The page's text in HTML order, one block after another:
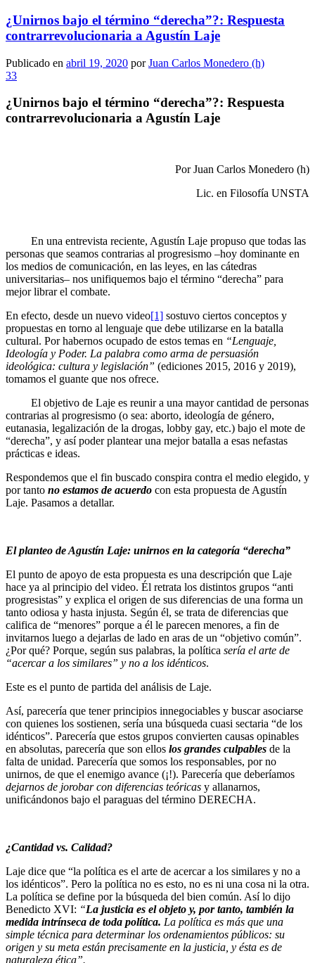
¿Unirnos bajo el término “derecha”?: Respuesta
contrarrevolucionaria a Agustín Laje
Publicado en abril 19, 2020 porJuan Carlos Monedero (h)
33
¿Unirnos bajo el término “derecha”?: Respuesta
contrarrevolucionaria a Agustín Laje
Por Juan Carlos Monedero (h)
Lic. en Filosofía UNSTA
En una entrevista reciente, Agustín Laje propuso que todas las
personas que seamos contrarias al progresismo –hoy dominante en
los medios de comunicación, en las leyes, en las cátedras
universitarias– nos unifiquemos bajo el término “derecha” para
mejor librar el combate.
En efecto, desde un nuevo video[1] sostuvo ciertos conceptos y
propuestas en torno al lenguaje que debe utilizarse en la batalla
cultural. Por habernos ocupado de estos temas en “Lenguaje,
Ideología y Poder. La palabra como arma de persuasión
ideológica: cultura y legislación” (ediciones 2015, 2016 y 2019),
tomamos el guante que nos ofrece.
El objetivo de Laje es reunir a una mayor cantidad de personas
contrarias al progresismo (o sea: aborto, ideología de género,
eutanasia, legalización de la drogas, lobby gay, etc.) bajo el mote de
“derecha”, y así poder plantear una mejor batalla a esas nefastas
prácticas e ideas.
Respondemos que el fin buscado conspira contra el medio elegido, y
por tanto no estamos de acuerdo con esta propuesta de Agustín
Laje. Pasamos a detallar.
El planteo de Agustín Laje: unirnos en la categoría “derecha”
El punto de apoyo de esta propuesta es una descripción que Laje
hace ya al principio del video. Él retrata los distintos grupos “anti
progresistas” y explica el origen de sus diferencias de una forma un
tanto odiosa y hasta injusta. Según él, se trata de diferencias que
califica de “menores” porque a él le parecen menores, a fin de
invitarnos luego a dejarlas de lado en aras de un “objetivo común”.
¿Por qué? Porque, según sus palabras, la política sería el arte de
“acercar a los similares” y no a los idénticos.
Este es el punto de partida del análisis de Laje.
Así, parecería que tener principios innegociables y buscar asociarse
con quienes los sostienen, sería una búsqueda cuasi sectaria “de los
idénticos”. Parecería que estos grupos convierten causas opinables
en absolutas, parecería que son ellos los grandes culpables de la
falta de unidad. Parecería que somos los responsables, por no
unirnos, de que el enemigo avance (¡!). Parecería que deberíamos
dejarnos de jorobar con diferencias teóricas y allanarnos,
unificándonos bajo el paraguas del término DERECHA.
¿Cantidad vs. Calidad?
Laje dice que “la política es el arte de acercar a los similares y no a
los idénticos”. Pero la política no es esto, no es ni una cosa ni la otra.
La política se define por la búsqueda del bien común. Así lo dijo
Benedicto XVI: “La justicia es el objeto y, por tanto, también la
medida intrínseca de toda política. La política es más que una
simple técnica para determinar los ordenamientos públicos: su
origen y su meta están precisamente en la justicia, y ésta es de
naturaleza ética”.